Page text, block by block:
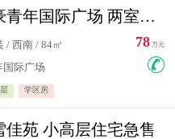
福海路 富豪青年国际广场 两室住宅急售
/ 西南 / 84㎡
国际广场
学区房
78 万元
佳苑 小高层住宅急售